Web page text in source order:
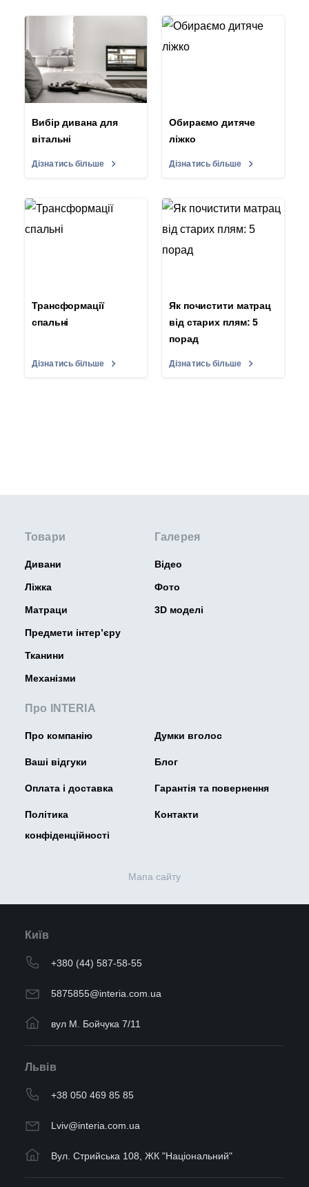
Вибір дивана для
вітальні
Дізнатись більше
Обираємо дитяче
ліжко
Дізнатись більше
Трансформації
спальні
Дізнатись більше
Як почистити матрац
від старих плям: 5
порад
Дізнатись більше
Товари
Дивани
Ліжка
Матраци
Предмети інтер’єру
Тканини
Механізми
Про INTERIA
Про компанію Думки вголос
Ваші відгуки Блог
Оплата і доставка Гарантія та повернення
Політика
конфіденційності
Контакти
Галерея
Відео
Фото
3D моделі
Мапа сайту
Київ
+380 (44) 587-58-55
5875855@interia.com.ua
вул М. Бойчука 7/11
Львів
+38 050 469 85 85
Lviv@interia.com.ua
Вул. Стрийська 108, ЖК "Національний"